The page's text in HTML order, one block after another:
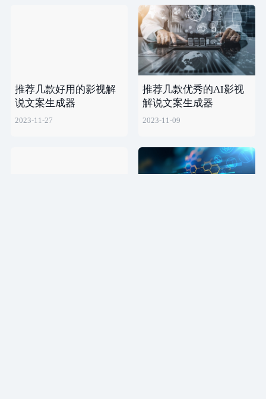
推荐几款好用的影视解
说文案生成器
2023-11-27
推荐几款优秀的AI影视
解说文案生成器
2023-11-09